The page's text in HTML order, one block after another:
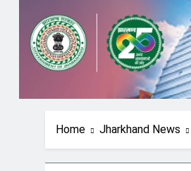
Home Jharkhand News